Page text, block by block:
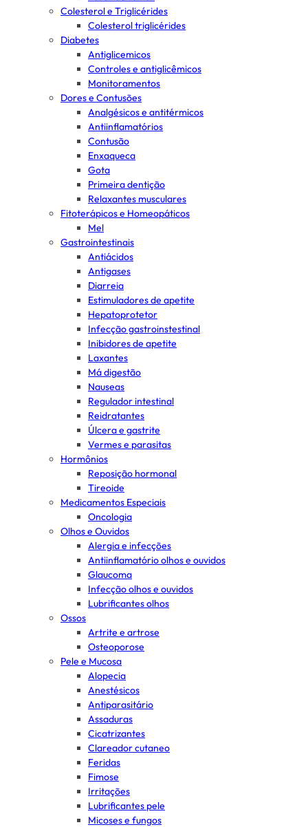
Colesterol e Triglicérides
Colesterol triglicérides
Diabetes
Antiglicemicos
Controles e antiglicêmicos
Monitoramentos
Dores e Contusões
Analgésicos e antitérmicos
Antiinflamatórios
Contusão
Enxaqueca
Gota
Primeira dentição
Relaxantes musculares
Fitoterápicos e Homeopáticos
Mel
Gastrointestinais
Antiácidos
Antigases
Diarreia
Estimuladores de apetite
Hepatoprotetor
Infecção gastroinstestinal
Inibidores de apetite
Laxantes
Má digestão
Nauseas
Regulador intestinal
Reidratantes
Úlcera e gastrite
Vermes e parasitas
Hormônios
Reposição hormonal
Tireoide
Medicamentos Especiais
Oncologia
Olhos e Ouvidos
Alergia e infecções
Antiinflamatório olhos e ouvidos
Glaucoma
Infecção olhos e ouvidos
Lubrificantes olhos
Ossos
Artrite e artrose
Osteoporose
Pele e Mucosa
Alopecia
Anestésicos
Antiparasitário
Assaduras
Cicatrizantes
Clareador cutaneo
Feridas
Fimose
Irritações
Lubrificantes pele
Micoses e fungos